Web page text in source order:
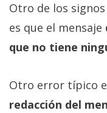
Otro de los
es que el mensaje
que no tiene
Otro error típico
redacción del